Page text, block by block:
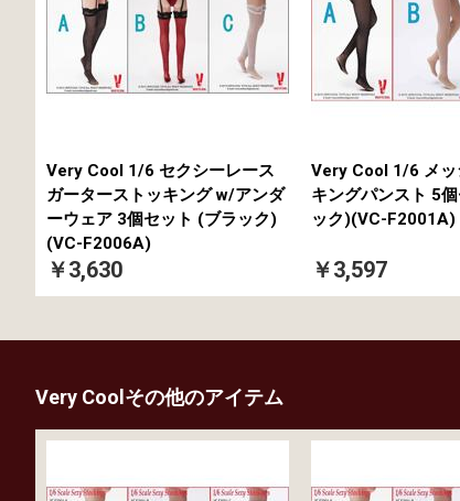
Very Cool 1/6 セクシーレース
ガーターストッキング w/アンダ
ーウェア 3個セット (ブラック)
(VC-F2006A)
￥3,630
Very Cool 1/6 メッ
キングパンスト 5
ック)(VC-F2001A)
￥3,597
Very Coolその他のアイテム